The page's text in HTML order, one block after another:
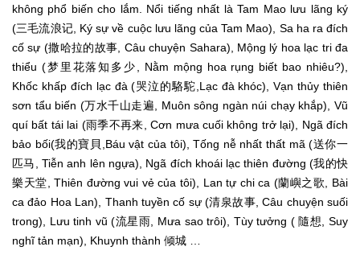
không phổ biến cho lắm. Nổi tiếng nhất là Tam Mao lưu lãng ký
(三毛流浪记, Ký sự về cuộc lưu lãng của Tam Mao), Sa ha ra đích
cố sự (撒哈拉的故事, Câu chuyện Sahara), Mộng lý hoa lạc tri đa
thiểu (梦里花落知多少, Nằm mộng hoa rụng biết bao nhiêu?),
Khốc khấp đích lạc đà (哭泣的駱駝,Lạc đà khóc), Vạn thủy thiên
sơn tẩu biến (万水千山走遍, Muôn sông ngàn núi chạy khắp), Vũ
quí bất tái lai (雨季不再来, Cơn mưa cuối không trở lại), Ngã đích
bảo bối(我的寶貝,Báu vật của tôi), Tống nễ nhất thất mã (送你一
匹马, Tiễn anh lên ngựa), Ngã đích khoái lạc thiên đường (我的快
樂天堂, Thiên đường vui vẻ của tôi), Lan tự chi ca (蘭嶼之歌, Bài
ca đảo Hoa Lan), Thanh tuyền cố sự (清泉故事, Câu chuyện suối
trong), Lưu tinh vũ (流星雨, Mưa sao trôi), Tùy tưởng ( 隨想, Suy
nghĩ tản mạn), Khuynh thành 倾城 …